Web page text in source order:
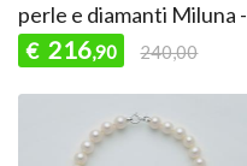
perle e diamanti Miluna -
€ 216,90 240,00